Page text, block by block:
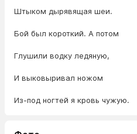
Штыком дырявящая шеи.
Бой был короткий. А потом
Глушили водку ледяную,
И выковыривал ножом
Из-под ногтей я кровь чужую.